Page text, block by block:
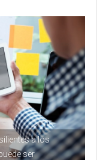
a los
ser